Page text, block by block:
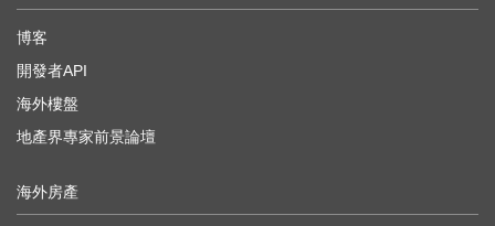
博客
開發者API
海外樓盤
地產界專家前景論壇
海外房產